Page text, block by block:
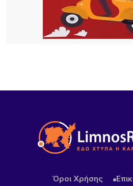
10 ΏΡΕΣ ΠΡΙΝ
Καιρός: Στους 38 βαθμούς ο
Ενισχυμένοι οι άνεμοι στο
Όροι Χρήσης